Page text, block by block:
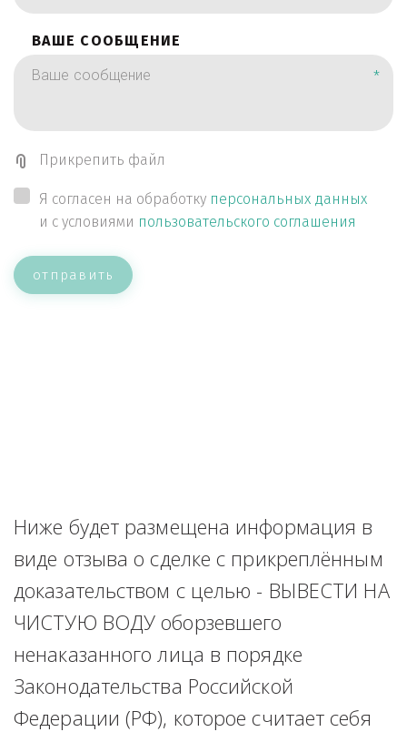
ВАШЕ СООБЩЕНИЕ
*
Прикрепить файл
Я согласен на обработку персональных данных
и с условиями пользовательского соглашения
отправить
Ниже будет размещена информация в
виде отзыва о сделке с прикреплённым
доказательством с целью - ВЫВЕСТИ НА
ЧИСТУЮ ВОДУ оборзевшего
ненаказанного лица в порядке
Законодательства Российской
Федерации (РФ), которое считает себя